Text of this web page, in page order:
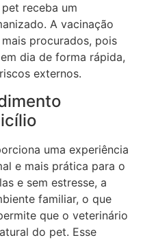
receba um
A vacinação
mais procurados, pois
dia de forma rápida,
externos.
uma experiência
e mais prática para o
e sem estresse, a
familiar, o que
que o veterinário
do pet. Esse